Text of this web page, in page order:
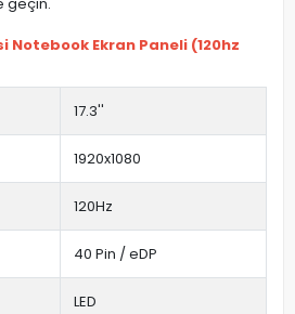
Notebook Ekran Paneli (120hz
17.3''
1920x1080
120Hz
40 Pin / eDP
LED